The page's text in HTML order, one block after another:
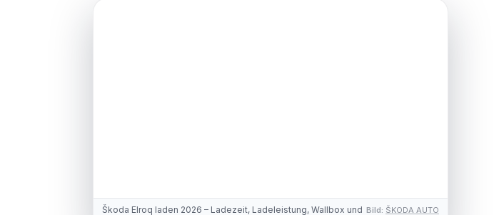
Škoda Elroq laden 2026 – Ladezeit, Ladeleistung, Wallbox und Bild: ŠKODA AUTO